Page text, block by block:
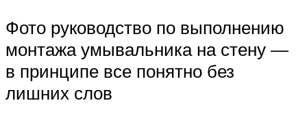
Фото руководство по выполнению
монтажа умывальника на стену —
в принципе все понятно без
лишних слов